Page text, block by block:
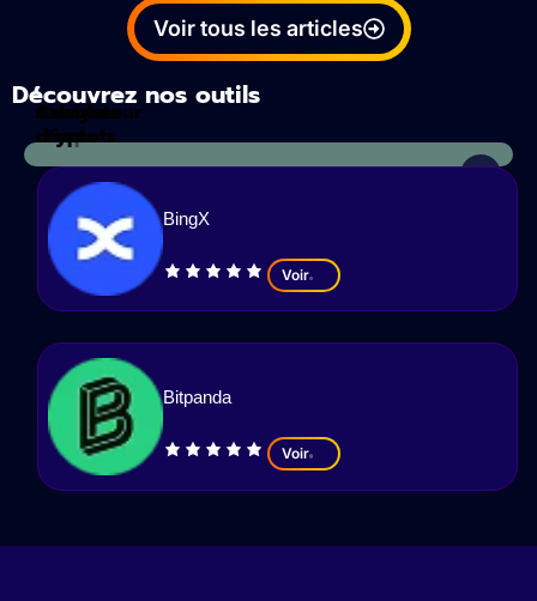
Voir tous les articles
Découvrez nos outils
Calculateur
d'impots
Analyses
crypto
BingX
Voir
Bitpanda
Voir